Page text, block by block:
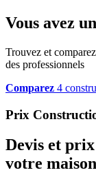
Vous avez
Trouvez et comparez
des professionnels
Comparez 4
Prix
Devis et
votre